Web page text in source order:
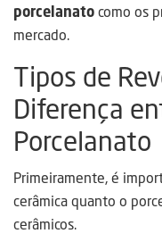
porcelanatocomo os
mercado.
Tipos de
Diferença
Porcelanato
Primeiramente, é
cerâmica quanto o
cerâmicos.